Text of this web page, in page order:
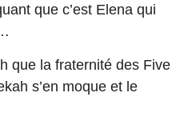
que c’est Elena qui
que la fraternité des Five
s’en moque et le